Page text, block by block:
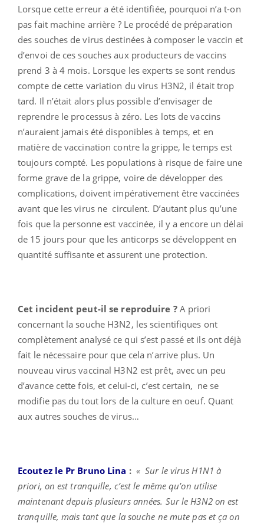
Lorsque cette erreur a été identifiée, pourquoi n’a t-on
pas fait machine arrière ? Le procédé de préparation
des souches de virus destinées à composer le vaccin et
d’envoi de ces souches aux producteurs de vaccins
prend 3 à 4 mois. Lorsque les experts se sont rendus
compte de cette variation du virus H3N2, il était trop
tard. Il n’était alors plus possible d’envisager de
reprendre le processus à zéro. Les lots de vaccins
n’auraient jamais été disponibles à temps, et en
matière de vaccination contre la grippe, le temps est
toujours compté. Les populations à risque de faire une
forme grave de la grippe, voire de développer des
complications, doivent impérativement être vaccinées
avant que les virus ne circulent. D’autant plus qu’une
fois que la personne est vaccinée, il y a encore un délai
de 15 jours pour que les anticorps se développent en
quantité suffisante et assurent une protection.
Cet incident peut-il se reproduire ? A priori
concernant la souche H3N2, les scientifiques ont
complètement analysé ce qui s’est passé et ils ont déjà
fait le nécessaire pour que cela n’arrive plus. Un
nouveau virus vaccinal H3N2 est prêt, avec un peu
d’avance cette fois, et celui-ci, c’est certain, ne se
modifie pas du tout lors de la culture en oeuf. Quant
aux autres souches de virus…
Ecoutez le Pr Bruno Lina : « Sur le virus H1N1 à
priori, on est tranquille, c’est le même qu’on utilise
maintenantdepuis plusieurs années. Sur le H3N2 on est
tranquille, mais tant que la souche ne mute pas et ça on